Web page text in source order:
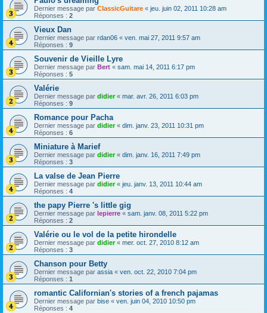
Dernier message par ClassicGuitare « jeu. juin 02, 2011 10:28 am
Réponses : 2
Vieux Dan
Dernier message par rdan06 « ven. mai 27, 2011 9:57 am
Réponses : 9
Souvenir de Vieille Lyre
Dernier message par Bert « sam. mai 14, 2011 6:17 pm
Réponses : 5
Valérie
Dernier message par didier« mar. avr. 26, 2011 6:03 pm
Réponses : 9
Romance pour Pacha
Dernier message par didier« dim. janv. 23, 2011 10:31 pm
Réponses : 6
Miniature à Marief
Dernier message par didier« dim. janv. 16, 2011 7:49 pm
Réponses : 3
La valse de Jean Pierre
Dernier message par didier« jeu. janv. 13, 2011 10:44 am
Réponses : 4
the papy Pierre 's little gig
Dernier message par lepierre « sam. janv. 08, 2011 5:22 pm
Réponses : 2
Valérie ou le vol de la petite hirondelle
Dernier message par didier« mer. oct. 27, 2010 8:12 am
Réponses : 3
Chanson pour Betty
Dernier message par assia « ven. oct. 22, 2010 7:04 pm
Réponses : 1
romantic Californian's stories of a french pajamas
Dernier message par bise « ven. juin 04, 2010 10:50 pm
Réponses : 4